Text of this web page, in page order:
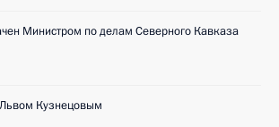
Министром по делам Северного Кавказа
Львом Кузнецовым